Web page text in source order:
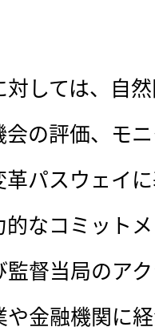
しては、自
の評価、モ
パスウェイ
なコミット
督当局のア
金融機関に